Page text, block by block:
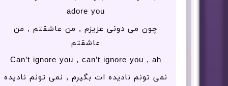
adore you
چون می دونی عزیزم , من عاشقتم , من
عاشقتم
Can’t ignore you , can’t ignore you , ah
نمی تونم نادیده ات بگیرم , نمی تونم نادیده